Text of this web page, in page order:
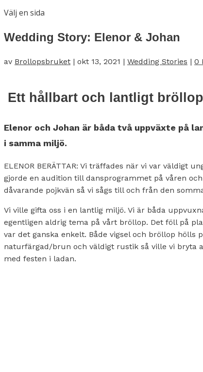
Välj en sida
Wedding Story: Elenor & Johan
av Brollopsbruket | okt 13, 2021 | Wedding Stories | 0
Ett hållbart och lantligt bröllop
Elenor och Johan är båda två uppväxte på
i samma miljö.
ELENOR BERÄTTAR: Vi träffades när vi var väldigt
gjorde en audition till dansprogrammet på våren
dåvarande pojkvän så vi sågs till och från den
Vi ville gifta oss i en lantlig miljö. Vi är båda
egentligen aldrig tema på vårt bröllop. Det föll på
var det ganska enkelt. Både vigsel och bröllop hölls
naturfärgad/brun och väldigt rustik så ville vi bryta
med festen i ladan.